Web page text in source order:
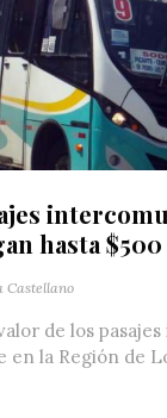
hasta $500
Castellano
de los
en la Región de